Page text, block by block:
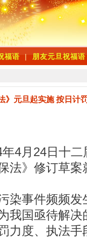
福语 | 朋友元旦祝福语
》元旦起实施 按日计
4月24日十
法》修订草案
染事件频频
国亟待解决
力度、执法